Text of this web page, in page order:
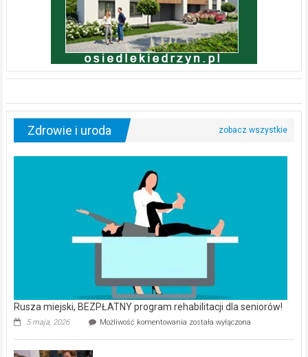
Zdrowie i uroda
Rusza miejski, BEZPŁATNY program rehabilitacji dla seniorów!
5 maja, 2026 Możliwość komentowania Rusza
została wyłączona